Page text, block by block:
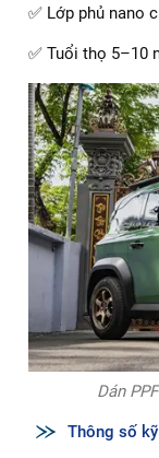
ARI VIỆT
✅ Chống tia UV
✅ Lớp phủ nano
✅ Tuổi thọ